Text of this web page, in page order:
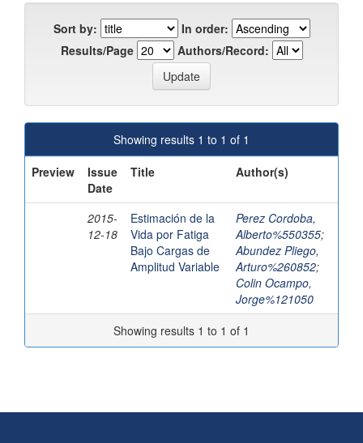
Sort by:
In order:
Results/Page
Authors/Record:
Showing results 1 to 1 of 1
Preview
Issue
Date
Title Author(s)
2015-
12-18
Estimación de la
Vida por Fatiga
Bajo Cargas de
Amplitud Variable
Perez Cordoba,
Alberto%550355;
Abundez Pliego,
Arturo%260852;
Colin Ocampo,
Jorge%121050
Showing results 1 to 1 of 1